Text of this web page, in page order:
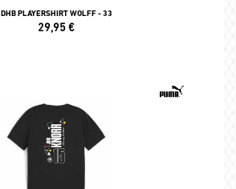
DHB PLAYERSHIRT WOLFF - 33
29,95€